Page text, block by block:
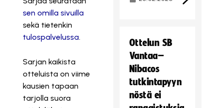
sen omilla sivuilla
sekä tietenkin
tulospalvelussa.
Sarjan kaikista
otteluista on viime
kausien tapaan
tarjolla suora
Ottelun SB
Vantaa–
Nibacos
tutkintapyyn
nöstä ei